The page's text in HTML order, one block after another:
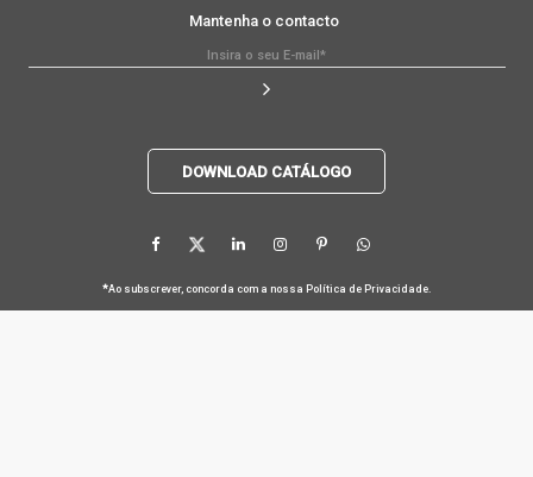
Mantenha o contacto
DOWNLOAD CATÁLOGO
*Ao subscrever, concorda com a nossa Política de Privacidade.